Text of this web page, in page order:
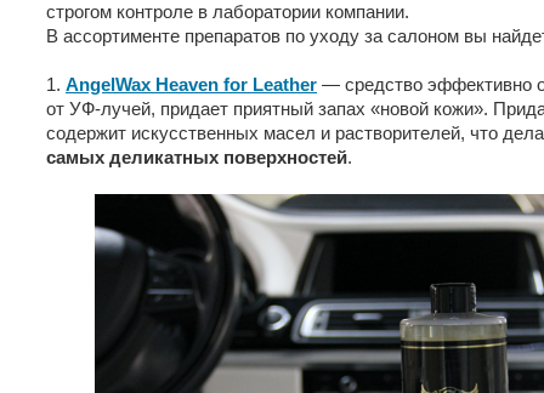
строгом контроле в лаборатории компании.
В ассортименте препаратов по уходу за салоном вы
1. AngelWax Heaven for Leather — средство эффективно
от УФ-лучей, придает приятный запах «новой кожи».
содержит искусственных масел и растворителей, что
самых деликатных поверхностей.